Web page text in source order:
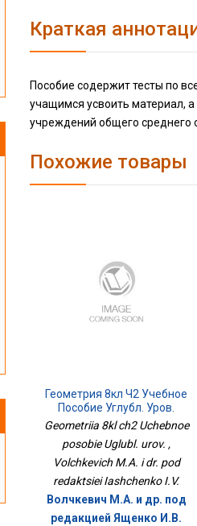
Краткая
Пособие содержит тесты по
учащимся усвоить материал,
учреждений общего среднего
Похожие товары
Геометрия 8кл Ч2 Учебное
Пособие Углубл. Уров.
Geometriia 8kl ch2 Uchebnoe
posobie Uglubl. urov. ,
Volchkevich M.A. i dr. pod
redaktsiei Iashchenko I.V.
Волчкевич М.А. и др. под
редакцией Ященко И.В.